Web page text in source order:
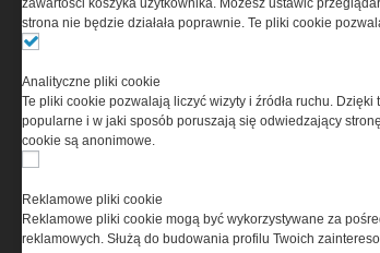
Codzienne źródło
misjach bojowych,
zawartości koszyka użytkownika. Możesz ustawić
strona nie będzie działała poprawnie. Te pliki cookie
Analityczne pliki cookie
Te pliki cookie pozwalają liczyć wizyty i źródła ruchu.
popularne i w jaki sposób poruszają się odwiedzający
cookie są anonimowe.
Reklamowe pliki cookie
Reklamowe pliki cookie mogą być wykorzystywane za
reklamowych. Służą do budowania profilu Twoich